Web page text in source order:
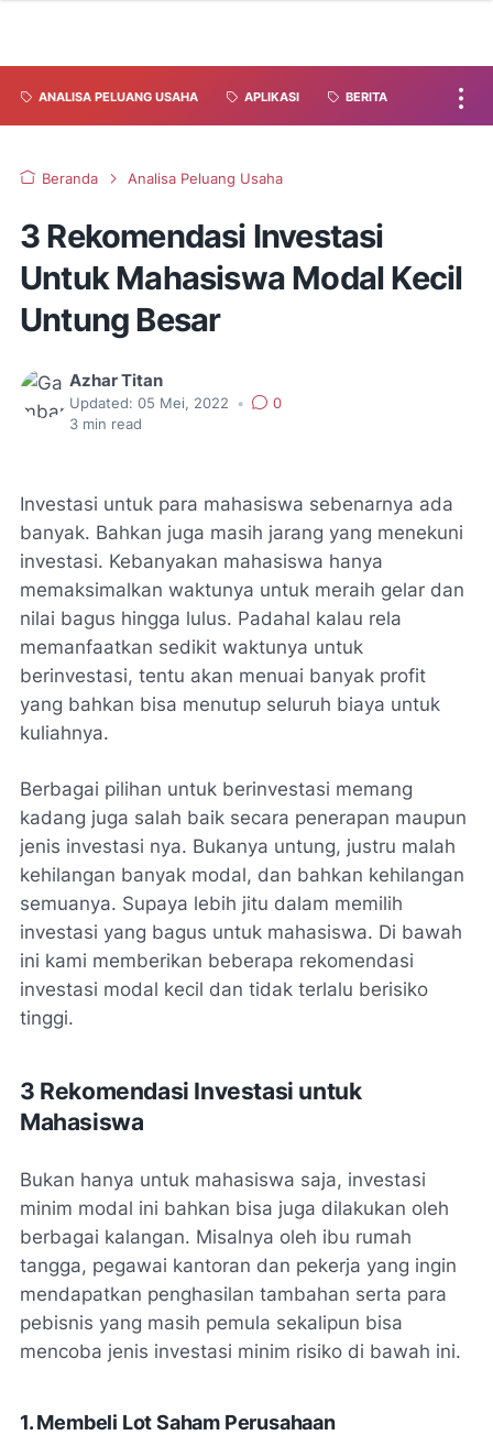
ANALISA PELUANG USAHA APLIKASI BERITA
Beranda Analisa Peluang Usaha
3 Rekomendasi Investasi
Untuk Mahasiswa Modal Kecil
Untung Besar
Azhar Titan
Updated: 05 Mei, 2022 •
0
3 min read
Investasi untuk para mahasiswa sebenarnya ada
banyak. Bahkan juga masih jarang yang menekuni
investasi. Kebanyakan mahasiswa hanya
memaksimalkan waktunya untuk meraih gelar dan
nilai bagus hingga lulus. Padahal kalau rela
memanfaatkan sedikit waktunya untuk
berinvestasi, tentu akan menuai banyak profit
yang bahkan bisa menutup seluruh biaya untuk
kuliahnya.
Berbagai pilihan untuk berinvestasi memang
kadang juga salah baik secara penerapan maupun
jenis investasi nya. Bukanya untung, justru malah
kehilangan banyak modal, dan bahkan kehilangan
semuanya. Supaya lebih jitu dalam memilih
investasi yang bagus untuk mahasiswa. Di bawah
ini kami memberikan beberapa rekomendasi
investasi modal kecil dan tidak terlalu berisiko
tinggi.
3 Rekomendasi Investasi untuk
Mahasiswa
Bukan hanya untuk mahasiswa saja, investasi
minim modal ini bahkan bisa juga dilakukan oleh
berbagai kalangan. Misalnya oleh ibu rumah
tangga, pegawai kantoran dan pekerja yang ingin
mendapatkan penghasilan tambahan serta para
pebisnis yang masih pemula sekalipun bisa
mencoba jenis investasi minim risiko di bawah ini.
1. Membeli Lot Saham Perusahaan